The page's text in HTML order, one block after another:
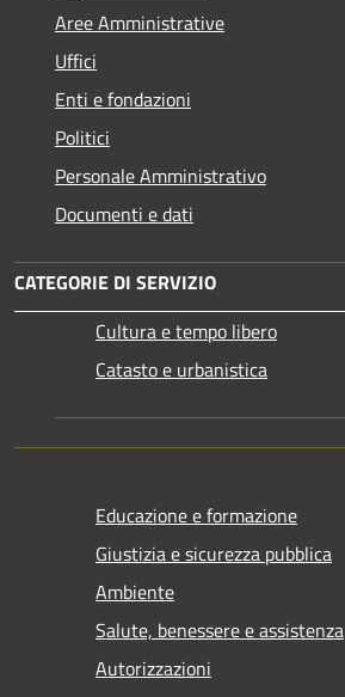
Aree Amministrative
Uffici
Enti e fondazioni
Politici
Personale Amministrativo
Documenti e dati
CATEGORIE DI SERVIZIO
Cultura e tempo libero
Catasto e urbanistica
Educazione e formazione
Giustizia e sicurezza pubblica
Ambiente
Salute, benessere e assistenza
Autorizzazioni